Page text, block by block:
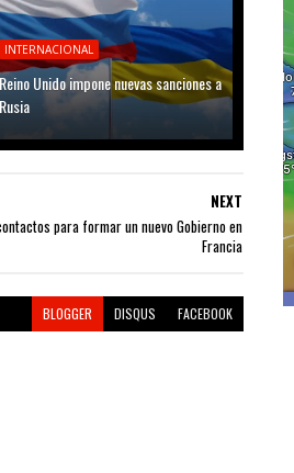
INTERNACIONAL
Reino Unido impone nuevas sanciones a
Rusia
NEXT
para formar un nuevo Gobierno en
Francia
BLOGGER DISQUS FACEBOOK